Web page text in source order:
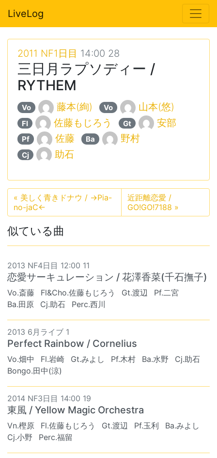
LiveLog
2011 NF1日目 14:00 28
三日月ラプソディー /
RYTHEM
Vo 藤本(絢) Vo 山本(悠)
Fl 佐藤もじろう Gt 安部
Pf 佐藤 Ba 野村
Cj 助石
« 美しく青きドナウ / →Pia-
no-jaC←
近距離恋愛 /
GO!GO!7188 »
似ている曲
2013 NF4日目 12:00 11
恋愛サーキュレーション / 花澤香菜(千石撫子)
Vo.斎藤 Fl&Cho.佐藤もじろう Gt.渡辺
Pf.二宮
Ba.田原
Cj.助石 Perc.西川
2013 6月ライブ 1
Perfect Rainbow / Cornelius
Vo.畑中 Fl.岩崎 Gt.みよし Pf.木村 Ba.水野
Cj.助石
Bongo.田中(涼)
2014 NF3日目 14:00 19
東風 / Yellow Magic Orchestra
Vn.樫原 Fl.佐藤もじろう Gt.渡辺 Pf.玉利
Ba.みよし
Cj.小野
Perc.福留